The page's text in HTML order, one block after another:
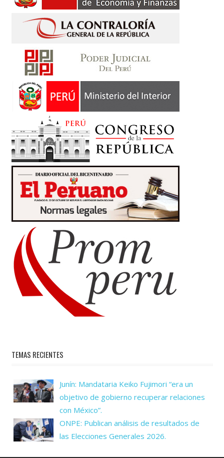
TEMAS RECIENTES
Junín: Mandataria Keiko Fujimori “era un
objetivo de gobierno recuperar relaciones
con México”.
ONPE: Publican análisis de resultados de
las Elecciones Generales 2026.